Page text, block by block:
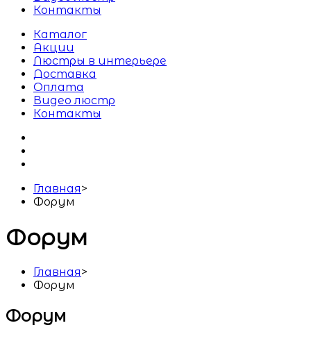
Контакты
Каталог
Акции
Люстры в интерьере
Доставка
Оплата
Видео люстр
Контакты
Главная>
Форум
Форум
Главная>
Форум
Форум